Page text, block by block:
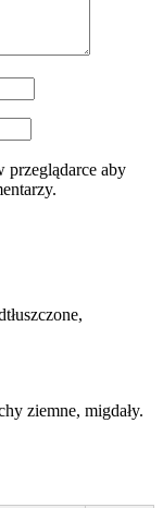
przeglądarce aby
ziemne, migdały.